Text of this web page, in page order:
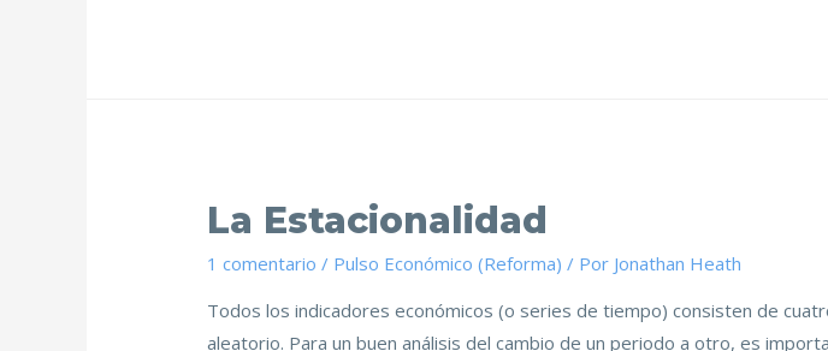
La Estacionalidad
1 comentario / Pulso Económico (Reforma) / Por Jonathan Heath
Todos los indicadores económicos (o series de tiempo) consisten de
aleatorio. Para un buen análisis del cambio de un periodo a otro, es